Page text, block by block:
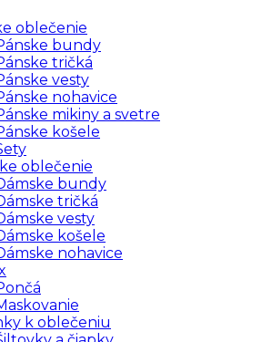
oblečenie
bundy
tričká
vesty
nohavice
mikiny a svetre
košele
oblečenie
bundy
tričká
vesty
košele
nohavice
k oblečeniu